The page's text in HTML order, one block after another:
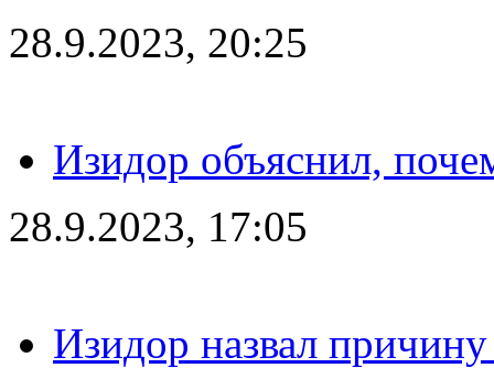
28.9.2023, 20:25
Изидор объяснил,
28.9.2023, 17:05
Изидор назвал